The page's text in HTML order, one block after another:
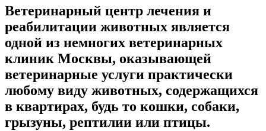
Ветеринарный центр лечения и
реабилитации животных является
одной из немногих ветеринарных
клиник Москвы, оказывающей
ветеринарные услуги практически
любому виду животных, содержащихся
в квартирах, будь то кошки, собаки,
грызуны, рептилии или птицы.